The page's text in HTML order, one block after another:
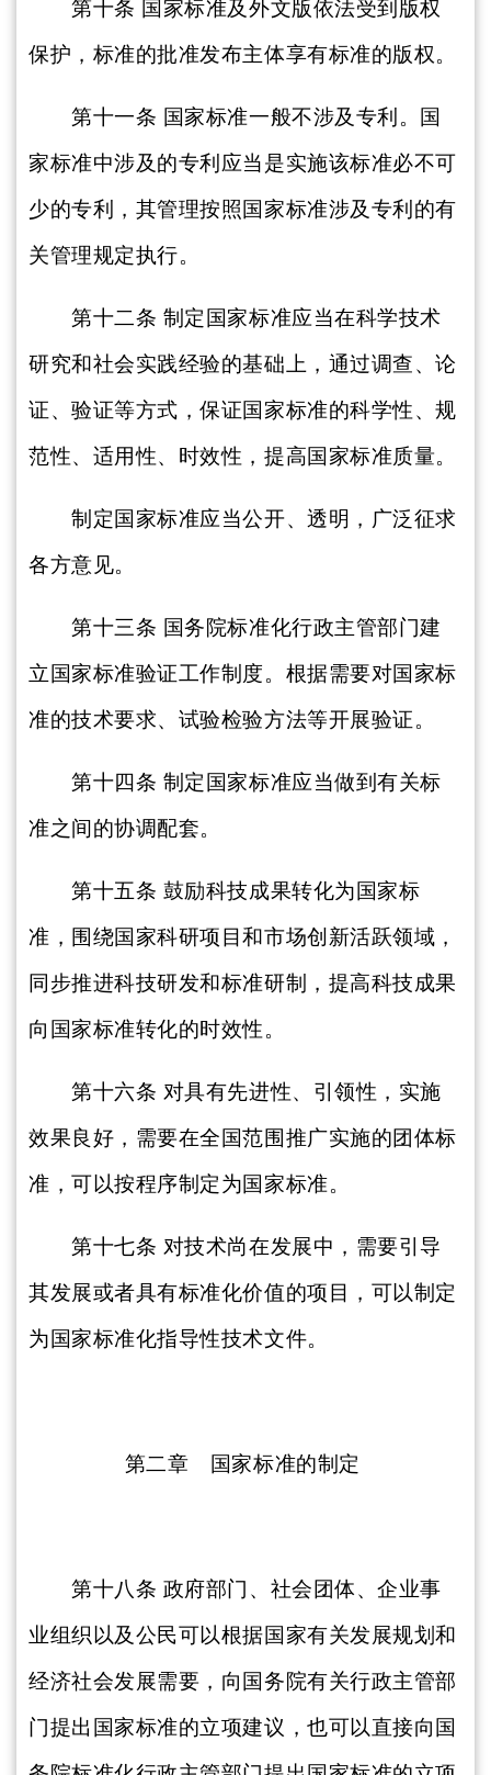
第十条 国家标准及外文版依法受到版权
保护，标准的批准发布主体享有标准的版权。
第十一条 国家标准一般不涉及专利。国
家标准中涉及的专利应当是实施该标准必不可
少的专利，其管理按照国家标准涉及专利的有
关管理规定执行。
第十二条 制定国家标准应当在科学技术
研究和社会实践经验的基础上，通过调查、论
证、验证等方式，保证国家标准的科学性、规
范性、适用性、时效性，提高国家标准质量。
制定国家标准应当公开、透明，广泛征求
各方意见。
第十三条 国务院标准化行政主管部门建
立国家标准验证工作制度。根据需要对国家标
准的技术要求、试验检验方法等开展验证。
第十四条 制定国家标准应当做到有关标
准之间的协调配套。
第十五条 鼓励科技成果转化为国家标
准，围绕国家科研项目和市场创新活跃领域，
同步推进科技研发和标准研制，提高科技成果
向国家标准转化的时效性。
第十六条 对具有先进性、引领性，实施
效果良好，需要在全国范围推广实施的团体标
准，可以按程序制定为国家标准。
第十七条 对技术尚在发展中，需要引导
其发展或者具有标准化价值的项目，可以制定
为国家标准化指导性技术文件。
第二章 国家标准的制定
第十八条 政府部门、社会团体、企业事
业组织以及公民可以根据国家有关发展规划和
经济社会发展需要，向国务院有关行政主管部
门提出国家标准的立项建议，也可以直接向国